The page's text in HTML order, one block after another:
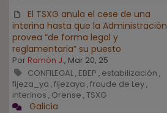
El TSXG anula el cese de una
interina hasta que la Administración
provea “de forma legal y
reglamentaria” su puesto
Por Ramón J., Mar 20, 25
CONFILEGAL, EBEP , estabilización ,
fijeza_ya ,fijezaya ,fraude de Ley,
interinos , Orense ,TSXG
Galicia